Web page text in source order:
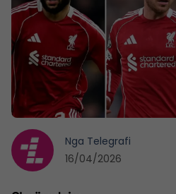
Nga Telegrafi
16/04/2026